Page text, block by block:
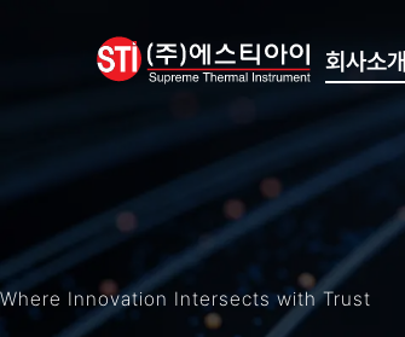
회사소개
인사말
회사개요
인증현황
Where Innovation Intersects with Trust